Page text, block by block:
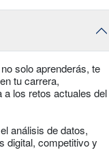
solo aprenderás, te
tu carrera,
a los retos actuales del
análisis de datos,
digital, competitivo y